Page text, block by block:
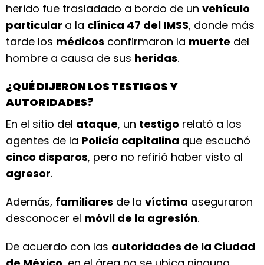
herido fue trasladado a bordo de un vehículo
particular a la clínica 47 del IMSS, donde más
tarde los médicos confirmaron la muerte del
hombre a causa de sus heridas.
¿QUÉ DIJERON LOS TESTIGOS Y
AUTORIDADES?
En el sitio del ataque, un testigo relató a los
agentes de la Policía capitalina que escuchó
cinco disparos, pero no refirió haber visto al
agresor.
Además, familiares de la víctima aseguraron
desconocer el móvil de la agresión.
De acuerdo con las autoridades de la Ciudad